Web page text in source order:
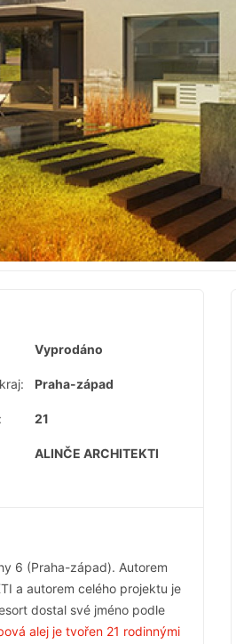
Vyprodáno
Praha-západ
21
ALINČE ARCHITEKTI
6 (Praha-západ). Autorem
a autorem celého projektu je
dostal své jméno podle
alej je tvořen 21 rodinnými